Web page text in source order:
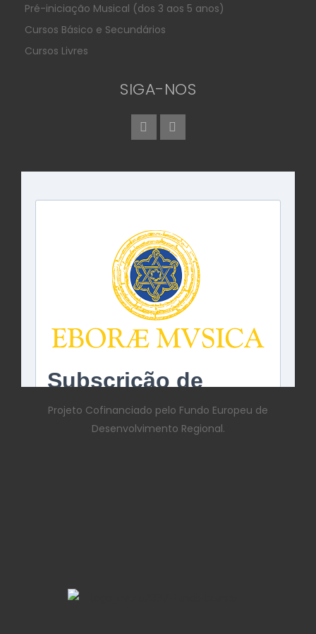
Pré-iniciação Musical (dos 3 aos 5 anos)
Cursos Básico e Secundários
Cursos Livres
SIGA-NOS
Projeto Cofinanciado pelo Fundo Europeu de
Desenvolvimento Regional.